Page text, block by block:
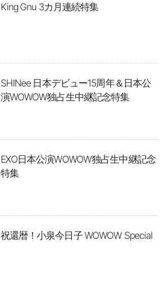
King Gnu 3カ月連続特集
SHINee 日本デビュー15周年＆日本公
演WOWOW独占生中継記念特集
EXO日本公演WOWOW独占生中継記念
特集
祝還暦！小泉今日子 WOWOW Special